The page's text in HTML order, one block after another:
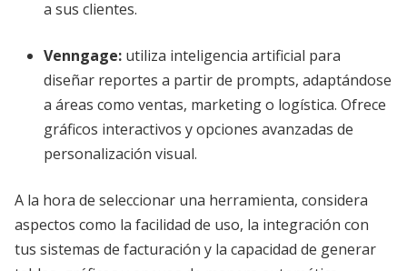
a sus clientes.
Venngage: utiliza inteligencia artificial para
diseñar reportes a partir de prompts, adaptándose
a áreas como ventas, marketing o logística. Ofrece
gráficos interactivos y opciones avanzadas de
personalización visual.
A la hora de seleccionar una herramienta, considera
aspectos como la facilidad de uso, la integración con
tus sistemas de facturación y la capacidad de generar